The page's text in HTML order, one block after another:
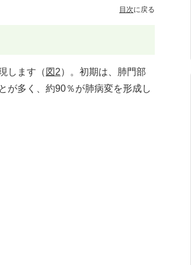
目次に戻る
します（ 図2）。初期は、肺門部
が多く、約90％が肺病変を形成し